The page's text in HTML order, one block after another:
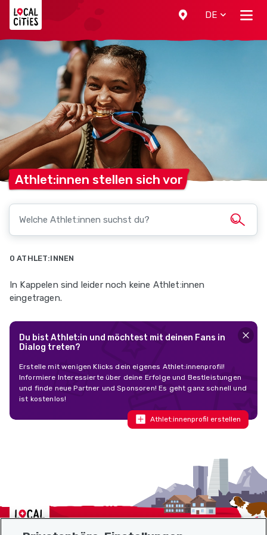
DE
Athlet:innen stellen sich vor
0 ATHLET:INNEN
In Kappelen sind leider noch keine Athlet:innen
eingetragen.
Du bist Athlet:in und möchtest mit deinen Fans in
Dialog treten?
Erstelle mit wenigen Klicks dein eigenes Athlet:innenprofil!
Informiere Interessierte über deine Erfolge und Bestleistungen
und finde neue Partner und Sponsoren! Es geht ganz schnell und
ist kostenlos!
Athlet:innenprofil erstellen
Localcities